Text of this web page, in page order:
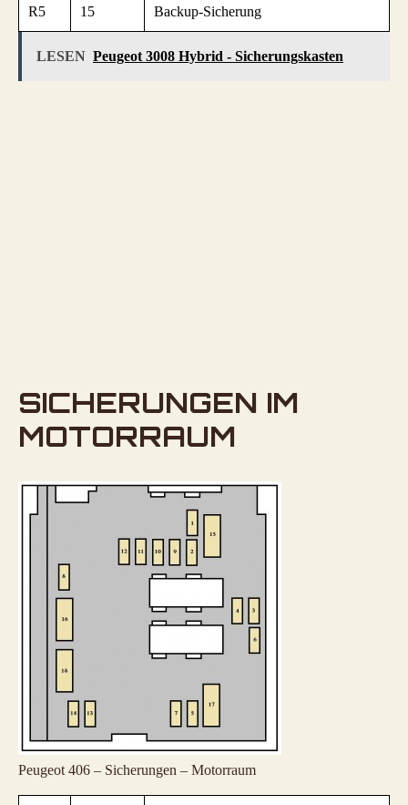
R5 15 Backup-Sicherung
LESEN Peugeot 3008 Hybrid - Sicherungskasten
SICHERUNGEN IM
MOTORRAUM
Peugeot 406 – Sicherungen – Motorraum